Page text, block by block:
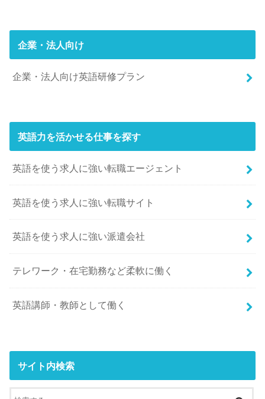
企業・法人向け
企業・法人向け英語研修プラン
英語力を活かせる仕事を探す
英語を使う求人に強い転職エージェント
英語を使う求人に強い転職サイト
英語を使う求人に強い派遣会社
テレワーク・在宅勤務など柔軟に働く
英語講師・教師として働く
サイト内検索